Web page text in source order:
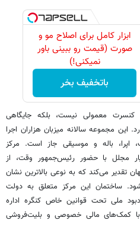
ابزار کامل برای اصلاح مو و
صورت (قیمت رو ببینی باور
نمیکنی!)
باتخفیف بخر
کنسرت معمولی نیست، بلکه جایگاهی
این مجموعه سالانه میزبان هزاران اجرا
اپرا، باله و موسیقی جاز است. مرکز
مجلل با حضور رئیس‌جمهور وقت، از
تقدیر می‌کند که به نوعی بالاترین نشان
ساختمان این مرکز متعلق به دولت
ملی تحت قوانین خاص کنگره اداره
با کمک‌های مالی خصوصی و بلیت‌فروشی